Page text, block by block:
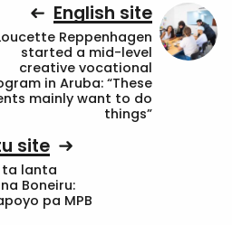
English site
Reppenhagen
started a mid-level
creative vocational
in Aruba: “These
mainly want to do
things”
site
lanta
Boneiru:
pa MPB